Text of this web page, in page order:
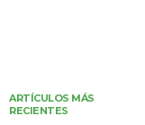
ARTÍCULOS MÁS
RECIENTES